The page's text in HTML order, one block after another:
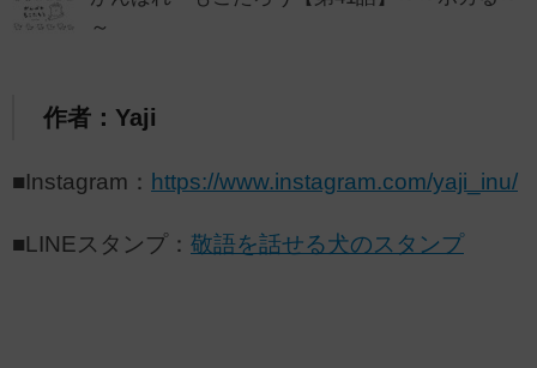
～
作者：Yaji
■Instagram： https://www.instagram.com/yaji_inu/
■LINEスタンプ： 敬語を話せる犬のスタンプ